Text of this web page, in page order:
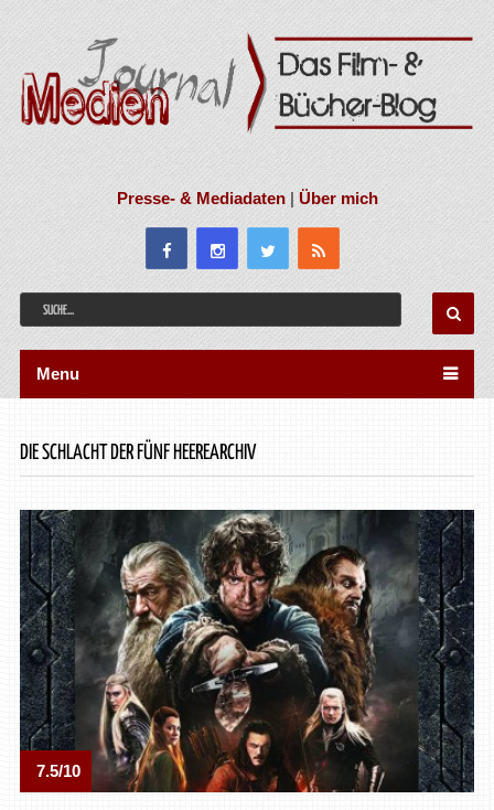
Presse- & Mediadaten|Über mich
Menu
DIE SCHLACHT DER FÜNF HEEREARCHIV
7.5/10